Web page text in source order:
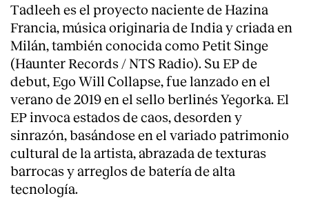
Tadleeh es el proyecto naciente de Hazina
Francia, música originaria de India y criada en
Milán, también conocida como Petit Singe
(Haunter Records / NTS Radio). Su EP de
debut, Ego Will Collapse, fue lanzado en el
verano de 2019 en el sello berlinés Yegorka. El
EP invoca estados de caos, desorden y
sinrazón, basándose en el variado patrimonio
cultural de la artista, abrazada de texturas
barrocas y arreglos de batería de alta
tecnología.